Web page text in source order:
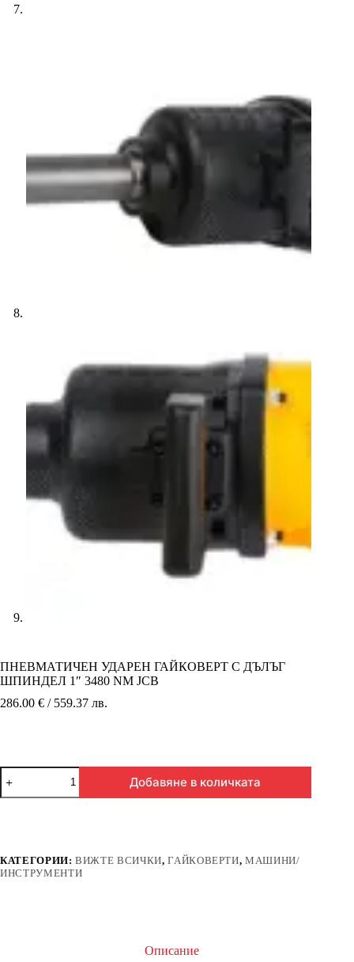
ПНЕВМАТИЧЕН УДАРЕН ГАЙКОВЕРТ С ДЪЛЪГ
ШПИНДЕЛ 1″ 3480 NM JCB
286.00 € / 559.37 лв.
количество
за
ПНЕВМАТИЧЕН
ШПИНДЕЛ
1″
Добавяне в количката
КАТЕГОРИИ:ВИЖТЕ ВСИЧКИ,ГАЙКОВЕРТИ,МАШИНИ/
ИНСТРУМЕНТИ
Описание